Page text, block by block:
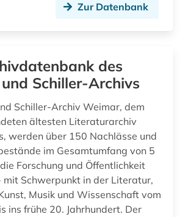
hampartsoum (1)
handbuch (2)
handschrift (1)
harmonie (musik) (1)
harmonielehre (1)
Zur Datenbank
des
Schiller-Archivs
Schiller-Archiv Weimar, dem
ältesten Literaturarchiv
werden über 150 Nachlässe und
im Gesamtumfang von 5
Forschung und Öffentlichkeit
mit Schwerpunkt in der Literatur,
Musik und Wissenschaft vom
ins frühe 20. Jahrhundert. Der